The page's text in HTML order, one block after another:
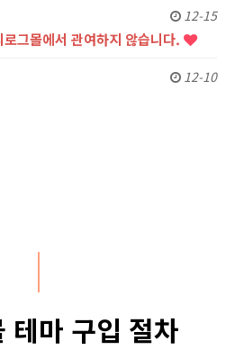
12-15
그몰에서 관여하지 않습니다.
12-10
테마 구입 절차